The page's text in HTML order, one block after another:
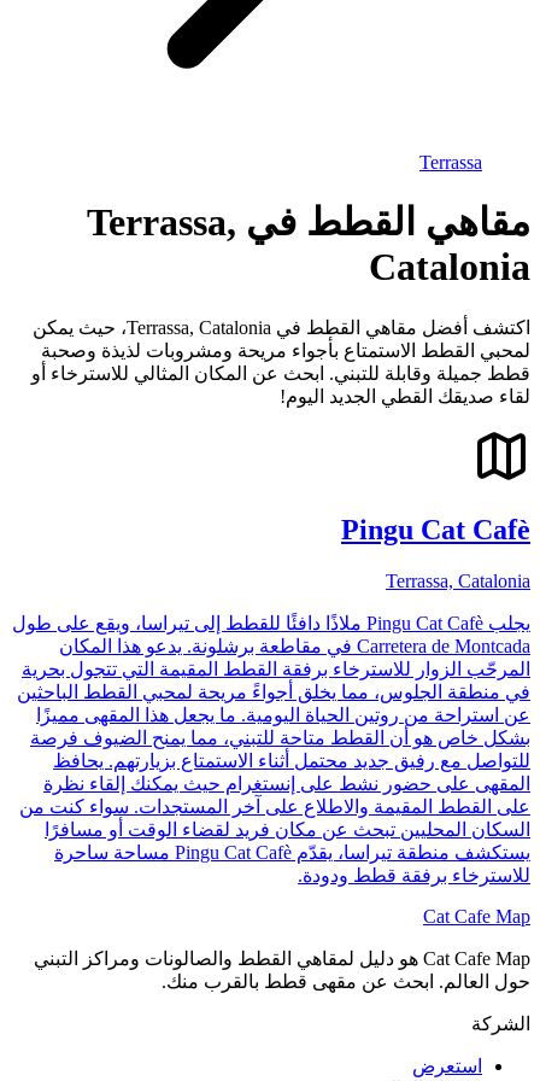
Terrassa
مقاهي القطط في Terrassa,
Catalonia
اكتشف أفضل مقاهي القطط في Terrassa, Catalonia، حيث يمكن
لمحبي القطط الاستمتاع بأجواء مريحة ومشروبات لذيذة وصحبة
قطط جميلة وقابلة للتبني. ابحث عن المكان المثالي للاسترخاء أو
لقاء صديقك القطي الجديد اليوم!
Pingu Cat Cafè
Terrassa, Catalonia
يجلب Pingu Cat Cafè ملاذًا دافئًا للقطط إلى تيراسا، ويقع على طول
Carretera de Montcada في مقاطعة برشلونة. يدعو هذا المكان
المرحّب الزوار للاسترخاء برفقة القطط المقيمة التي تتجول بحرية
في منطقة الجلوس، مما يخلق أجواءً مريحة لمحبي القطط الباحثين
عن استراحة من روتين الحياة اليومية. ما يجعل هذا المقهى مميزًا
بشكل خاص هو أن القطط متاحة للتبني، مما يمنح الضيوف فرصة
للتواصل مع رفيق جديد محتمل أثناء الاستمتاع بزيارتهم. يحافظ
المقهى على حضور نشط على إنستغرام حيث يمكنك إلقاء نظرة
على القطط المقيمة والاطلاع على آخر المستجدات. سواء كنت من
السكان المحليين تبحث عن مكان فريد لقضاء الوقت أو مسافرًا
يستكشف منطقة تيراسا، يقدّم Pingu Cat Cafè مساحة ساحرة
للاسترخاء برفقة قطط ودودة.
Cat Cafe Map
Cat Cafe Map هو دليل لمقاهي القطط والصالونات ومراكز التبني
حول العالم. ابحث عن مقهى قطط بالقرب منك.
الشركة
استعرض